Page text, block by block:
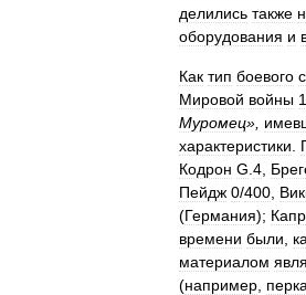
делились также
оборудования и
Как тип боевого
Мировой войны
Муромец»,
характеристики
Кодрон G 4
Пейдж 0/400
(Германия);
времени были
материалом
(например